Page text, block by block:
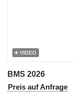
VIDEO
BMS 2026
Preis auf Anfrage